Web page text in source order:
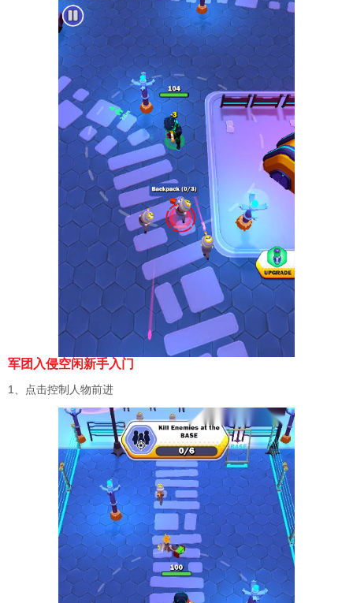
军团入侵空闲新手入门
1、点击控制人物前进